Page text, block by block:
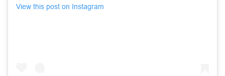
View this post on Instagram